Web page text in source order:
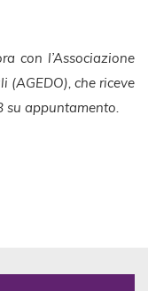
con l’Associazione
(AGEDO), che riceve
su appuntamento.